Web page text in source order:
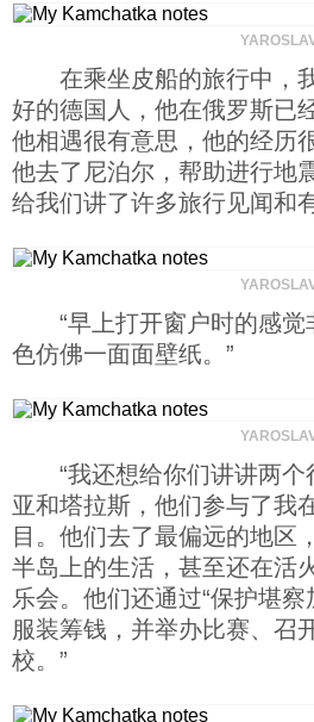
在乘坐皮船的旅行中，
好的德国人，他在俄罗斯已
他相遇很有意思，他的经历
他去了尼泊尔，帮助进行地
给我们讲了许多旅行见闻和
“早上打开窗户时的感
色仿佛一面面壁纸。”
“我还想给你们讲讲两
亚和塔拉斯，他们参与了我
目。他们去了最偏远的地区
半岛上的生活，甚至还在活
乐会。他们还通过“保护堪察
服装筹钱，并举办比赛、召
校。”